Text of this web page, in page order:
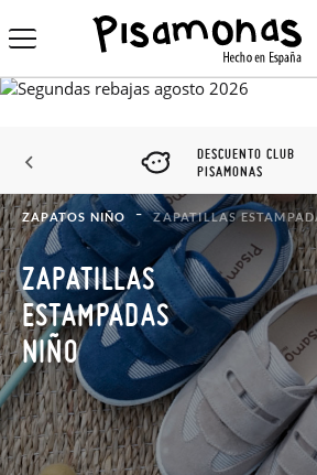
DESCUENTO CLUB
PISAMONAS
ZAPATOS NIÑO ZAPATILLAS
ZAPATILLAS
ESTAMPADAS
NIÑO